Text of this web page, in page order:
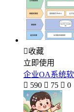
收藏
立即使用
企业OA系统
 590  75  0